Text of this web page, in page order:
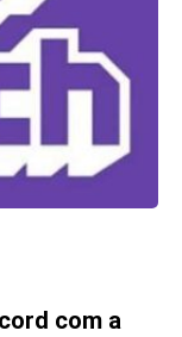
com a